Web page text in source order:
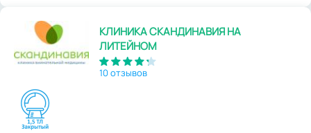
КЛИНИКА СКАНДИНАВИЯ НА
ЛИТЕЙНОМ
10 отзывов